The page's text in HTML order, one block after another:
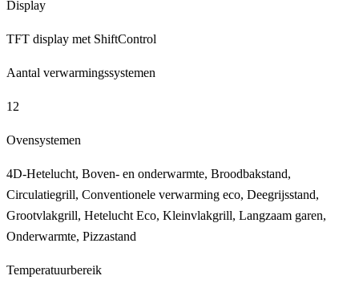
Display
TFT display met ShiftControl
Aantal verwarmingssystemen
12
Ovensystemen
4D-Hetelucht, Boven- en onderwarmte, Broodbakstand,
Circulatiegrill, Conventionele verwarming eco, Deegrijsstand,
Grootvlakgrill, Hetelucht Eco, Kleinvlakgrill, Langzaam garen,
Onderwarmte, Pizzastand
Temperatuurbereik